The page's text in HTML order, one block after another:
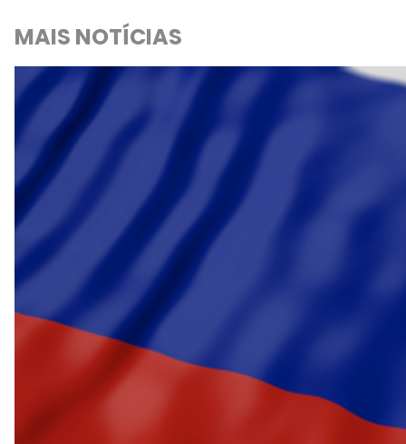
MAIS NOTÍCIAS